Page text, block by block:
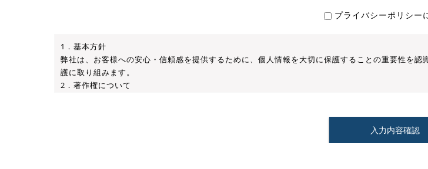
プライバシーポリシー
1．基本方針
弊社は、お客様への安心・信頼感を提供するために、個人情報を大切に保護することの重要性を
護に取り組みます。
2．著作権について
当サイトの利用は、お客様の責任において行われるものとします。当サイト及び当サイトにリン
入力内容確認